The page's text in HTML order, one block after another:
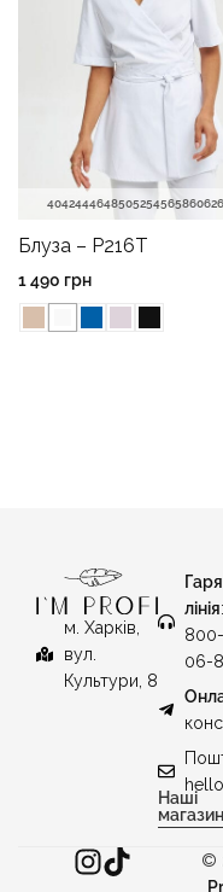
404244464850525456586062
Блуза – P216T
1 490 грн
м. Харків,
вул.
Культури, 8
лінія
06-
Наші
©